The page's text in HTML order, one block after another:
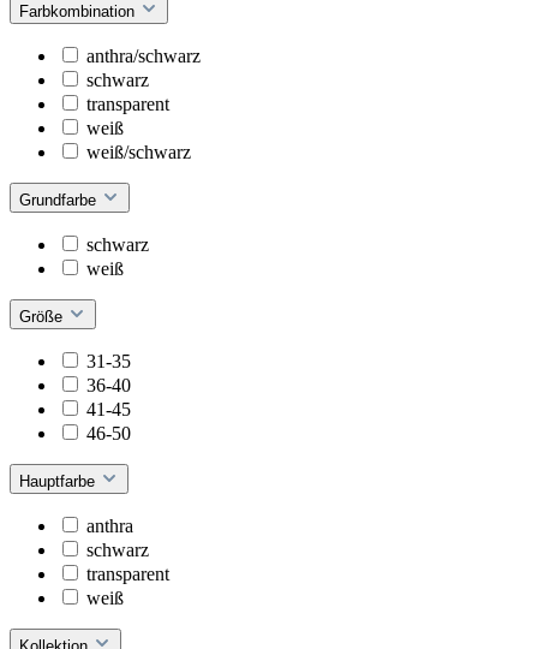
Farbkombination
anthra/schwarz
schwarz
transparent
weiß
weiß/schwarz
Grundfarbe
schwarz
weiß
Größe
31-35
36-40
41-45
46-50
Hauptfarbe
anthra
schwarz
transparent
weiß